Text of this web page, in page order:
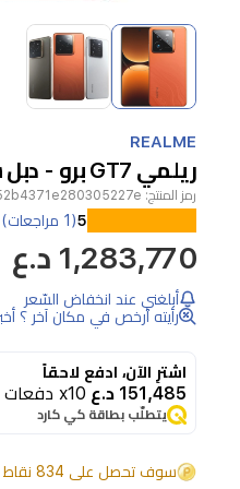
Item
1
2
REALME
ريلمي GT7 برو - دبل سيم - 512/12 كيكابايت
رمز المنتج:
5(1 مراجعات)
1,283,770 د.ع
أبلغني عند انخفاض السّعر
رأيته أرخص في مكان آخر ؟
اشترِ الآن، ادفع لاحقاً
151,485 د.ع x10 دفعات
يتطلّب بطاقة كي كارد
سوف تحصل على 834 نقاط عند شراءك هذا المنتج